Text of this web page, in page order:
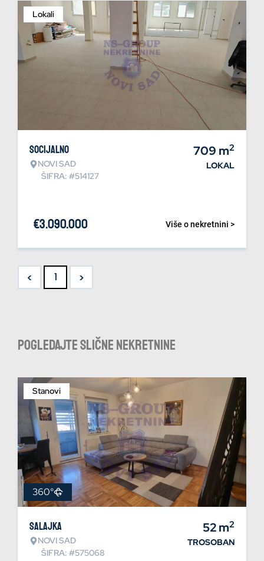
Lokali
Socijalno
NOVI SAD
ŠIFRA: #514127
709 m2
LOKAL
Više o nekretnini >
€3.090.000
< 1 >
Pogledajte slične nekretnine
Stanovi
360°
Salajka
NOVI SAD
ŠIFRA: #575068
52m2
TROSOBAN